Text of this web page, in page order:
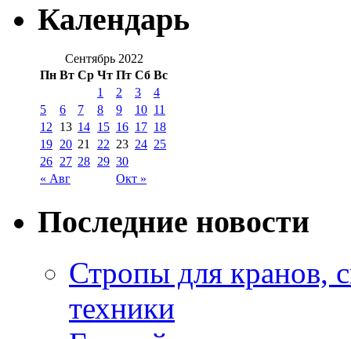
Календарь
Сентябрь 2022
Пн Вт Ср Чт Пт Сб Вс
« Авг Окт »
1 2 3
4
5
6 7 8 9 10 11
12 13 14 15 16 17 18
19 20 21 22 23 24 25
26 27 28 29 30
Последние новости
Стропы для кранов,
техники